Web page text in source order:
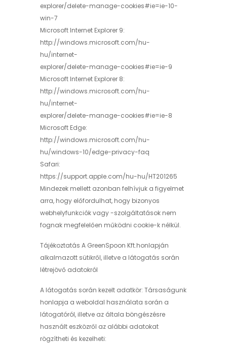
explorer/delete-manage-cookies#ie=ie-10-
win-7
Microsoft Internet Explorer 9:
http://windows.microsoft.com/hu-
hu/internet-
explorer/delete-manage-cookies#ie=ie-9
Microsoft Internet Explorer 8:
http://windows.microsoft.com/hu-
hu/internet-
explorer/delete-manage-cookies#ie=ie-8
Microsoft Edge:
http://windows.microsoft.com/hu-
hu/windows-10/edge-privacy-faq
Safari:
https://support.apple.com/hu-hu/HT201265
Mindezek mellett azonban felhívjuk a figyelmet
arra, hogy előfordulhat, hogy bizonyos
webhelyfunkciók vagy -szolgáltatások nem
fognak megfelelően működni cookie-k nélkül.
Tájékoztatás A GreenSpoon Kft.honlapján
alkalmazott sütikről, illetve a látogatás során
létrejövő adatokról
A látogatás során kezelt adatkör: Társaságunk
honlapja a weboldal használata során a
látogatóról, illetve az általa böngészésre
használt eszközről az alábbi adatokat
rögzítheti és kezelheti: